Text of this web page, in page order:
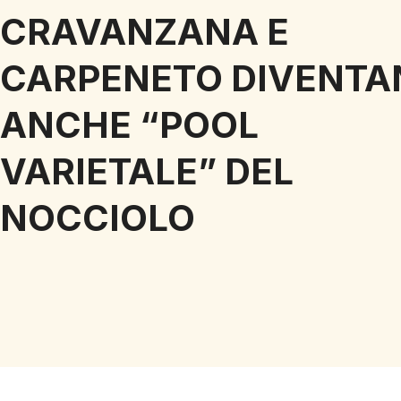
CRAVANZANA E
CARPENETO
ANCHE “POOL
VARIETALE” DEL
NOCCIOLO